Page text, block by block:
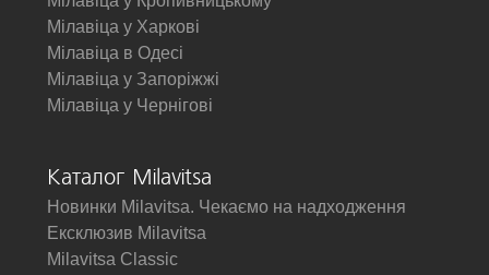
Мілавіца у Харкові
Мілавіца в Одесі
Мілавіца у Запоріжжі
Мілавіца у Чернігові
Каталог Milavitsa
Новинки Milavitsa. Чекаємо на надходження
Ексклюзив Milavitsa
Milavitsa Classic